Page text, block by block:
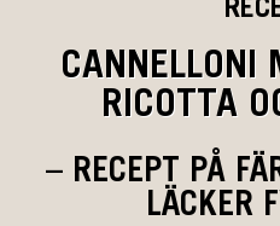
CANNELLONI
RICOTTA
– RECEPT PÅ
LÄCKER